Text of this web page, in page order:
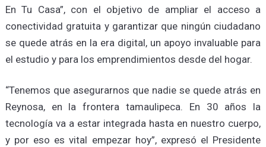
En Tu Casa”, con el objetivo de ampliar el acceso a
conectividad gratuita y garantizar que ningún ciudadano
se quede atrás en la era digital, un apoyo invaluable para
el estudio y para los emprendimientos desde del hogar.
“Tenemos que asegurarnos que nadie se quede atrás en
Reynosa, en la frontera tamaulipeca. En 30 años la
tecnología va a estar integrada hasta en nuestro cuerpo,
y por eso es vital empezar hoy”, expresó el Presidente